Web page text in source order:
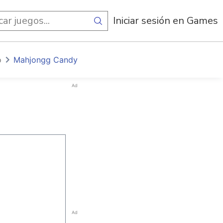
Iniciar sesión en Games
Mahjongg Candy
Ad
Ad